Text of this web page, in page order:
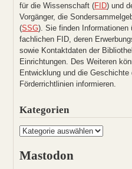
für die Wissenschaft (FID) und
Vorgänger, die
(SSG). Sie finden Informationen
fachlichen FID, deren
sowie Kontaktdaten der
Einrichtungen. Des Weiteren
Entwicklung und die Geschichte
Förderrichtlinien informieren.
Kategorien
Kategorien
Mastodon